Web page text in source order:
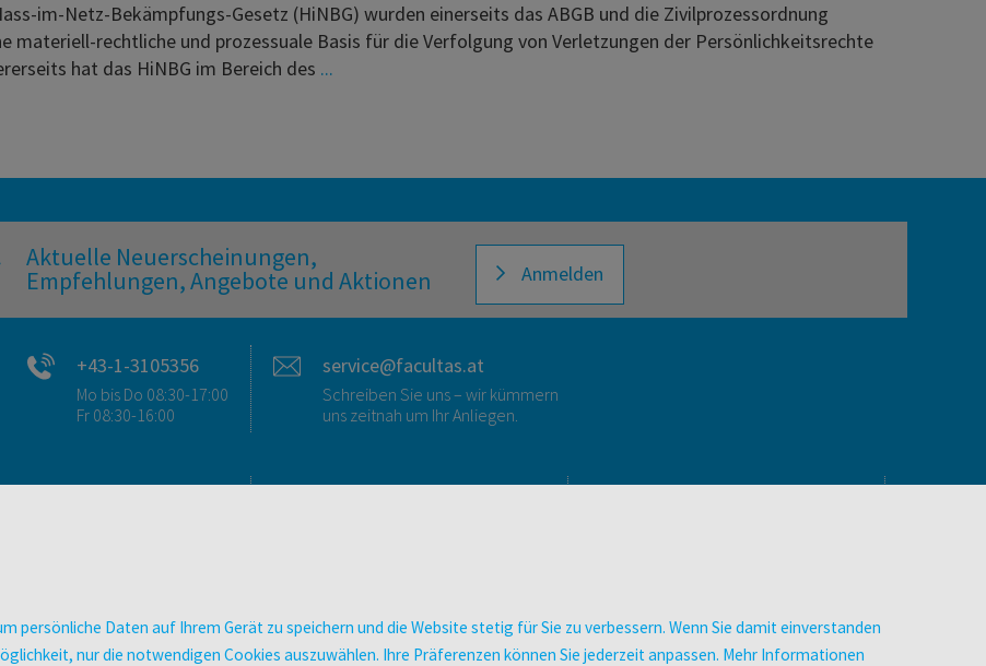
im-Netz-Bekämpfungs-Gesetz (HiNBG) wurden einerseits das ABGB und die Zivilprozessordnung
materiell-rechtliche und prozessuale Basis für die Verfolgung von Verletzungen der Persönlichkeitsrechte
hat das HiNBG im Bereich des ...
Aktuelle Neuerscheinungen,
Empfehlungen, Angebote und Aktionen Anmelden
+43-1-3105356
Mo bis Do 08:30-17:00
Fr 08:30-16:00
service@facultas.at
Schreiben Sie uns – wir kümmern
uns zeitnah um Ihr Anliegen.
Ansprechpartner:innen
So finden Sie uns
E-Books
facultas Club
Datenschutz & Cookies
AGB
persönliche Daten auf Ihrem Gerät zu speichern und die Website stetig für Sie zu verbessern. Wenn Sie damit einverstanden
nur die notwendigen Cookies auszuwählen. Ihre Präferenzen können Sie jederzeit anpassen. Mehr Informationen